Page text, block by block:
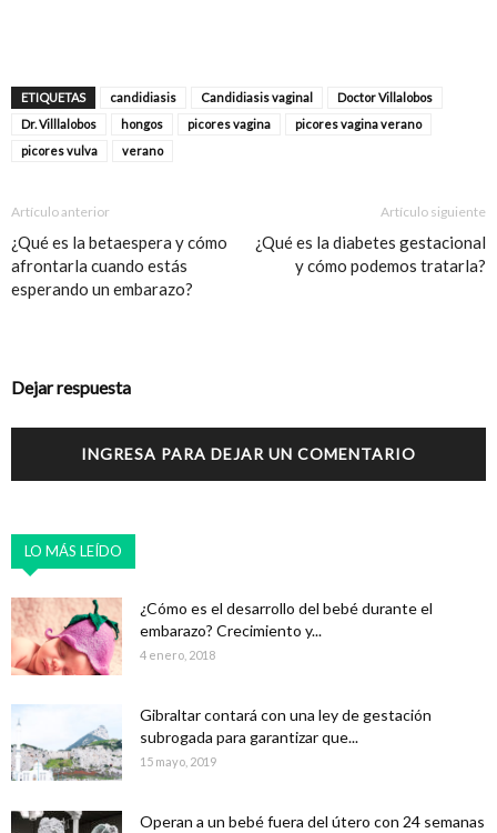
ETIQUETAS candidiasis Candidiasis vaginal
Doctor Villalobos
Dr. Villlalobos
hongos picores vagina
picores vagina verano
picores vulva
verano
Artículo anterior
¿Qué es la betaespera y cómo
afrontarla cuando estás
esperando un embarazo?
Artículo siguiente
¿Qué es la diabetes gestacional
y cómo podemos tratarla?
Dejar respuesta
INGRESA PARA DEJAR UN COMENTARIO
LO MÁS LEÍDO
¿Cómo es el desarrollo del bebé durante el
embarazo? Crecimiento y...
4 enero, 2018
Gibraltar contará con una ley de gestación
subrogada para garantizar que...
15 mayo, 2019
Operan a un bebé fuera del útero con 24 semanas